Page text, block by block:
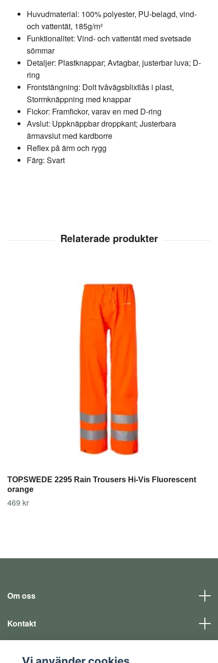
Huvudmaterial: 100% polyester, PU-belagd, vind-
och vattentät, 185g/m²
Funktionalitet: Vind- och vattentät med svetsade
sömmar
Detaljer: Plastknappar; Avtagbar, justerbar luva; D-
ring
Frontstängning: Dolt tvåvägsblixtlås i plast,
Stormknäppning med knappar
Fickor: Framfickor, varav en med D-ring
Avslut: Uppknäppbar droppkant; Justerbara
ärmavslut med kardborre
Reflex på ärm och rygg
Färg: Svart
TOPSWEDE 2295 Rain Trousers Hi-Vis Fluorescent
orange
469 kr
Om oss
Kontakt